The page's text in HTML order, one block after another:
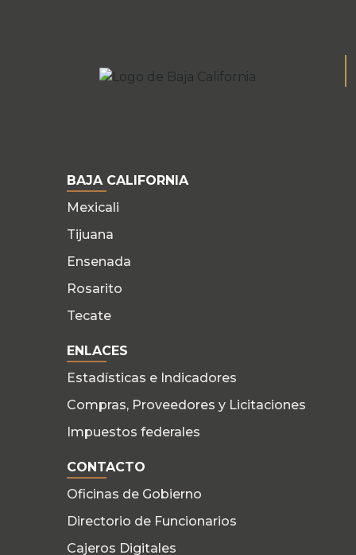
BAJA CALIFORNIA
Mexicali
Tijuana
Ensenada
Rosarito
Tecate
ENLACES
Estadísticas e Indicadores
Compras, Proveedores y Licitaciones
Impuestos federales
CONTACTO
Oficinas de Gobierno
Directorio de Funcionarios
Cajeros Digitales